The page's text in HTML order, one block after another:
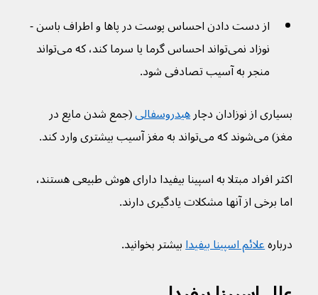
از دست دادن احساس پوست در پاها و اطراف باسن -
نوزاد نمی‌تواند احساس گرما یا سرما کند، که می‌تواند
منجر به آسیب تصادفی شود.
بسیاری از نوزادان دچار هیدروسفالی (جمع شدن مایع در
مغز) می‌شوند که می‌تواند به مغز آسیب بیشتری وارد کند.
اکثر افراد مبتلا به اسپینا بیفیدا دارای هوش طبیعی هستند،
اما برخی از آنها مشکلات یادگیری دارند.
درباره علائم اسپینا بیفیدا بیشتر بخوانید.